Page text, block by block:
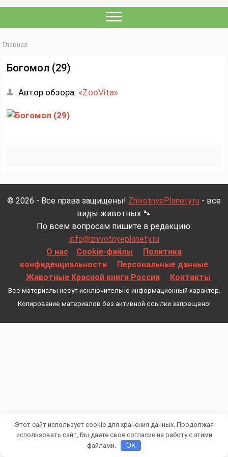
Главная
Богомол (29)
Автор обзора: «ZooVita»
© 2026 - Все права защищены! ZhivotnyePlanety.ru - все
виды животных 🐾
По всем вопросам пишите в редакцию:
info@zhivotnyeplanety.ru
О нас
Cookie-файлы
Политика
конфиденциальности
Персональные данные
Животные Красной книги России
Контакты
Все материалы несут исключительно информационный характер.
Копирование материалов без активной ссылки запрещено!
Этот сайт использует cookie для хранения данных. Продолжая
использовать сайт, Вы даете свое согласие на работу с этими
файлами.
OK